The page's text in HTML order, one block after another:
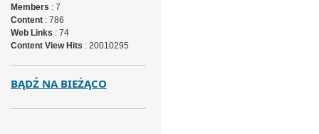
Members : 7
Content: 786
Web Links : 74
Content View Hits : 20010295
BĄDŹ NA BIEŻĄCO